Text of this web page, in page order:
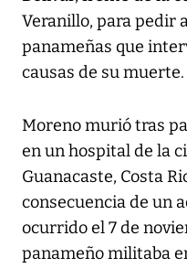
Veranillo, para pedir
panameñas que
causas de su muerte.
Moreno murió tras
en un hospital de la
Guanacaste, Costa
consecuencia de un
ocurrido el 7 de
panameño militaba